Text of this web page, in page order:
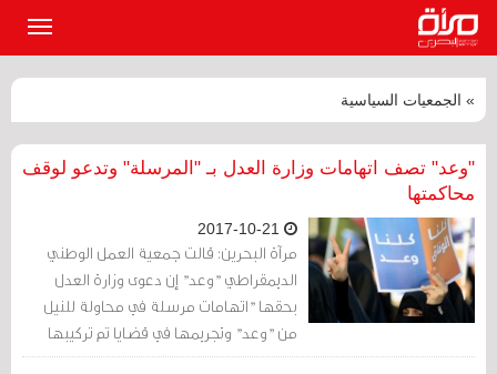
» الجمعيات السياسية
"وعد" تصف اتهامات وزارة العدل بـ "المرسلة" وتدعو لوقف
محاكمتها
مرآة البحرين: قالت جمعية العمل الوطني
الديمقراطي "وعد" إن دعوى وزارة العدل
بحقها "اتهامات مرسلة في محاولة للنيل
من "وعد" وتجريمها في قضايا تم تركيبها
على خلاف ما تؤمن به الجمعية".